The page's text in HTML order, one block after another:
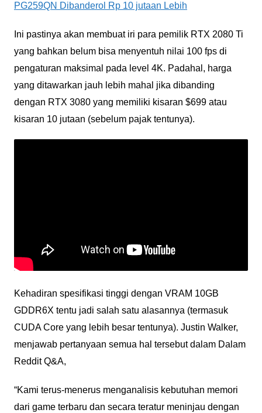
PG259QN Dibanderol Rp 10 jutaan Lebih
Ini pastinya akan membuat iri para pemilik RTX 2080 Ti
yang bahkan belum bisa menyentuh nilai 100 fps di
pengaturan maksimal pada level 4K. Padahal, harga
yang ditawarkan jauh lebih mahal jika dibanding
dengan RTX 3080 yang memiliki kisaran $699 atau
kisaran 10 jutaan (sebelum pajak tentunya).
Kehadiran spesifikasi tinggi dengan VRAM 10GB
GDDR6X tentu jadi salah satu alasannya (termasuk
CUDA Core yang lebih besar tentunya). Justin Walker,
menjawab pertanyaan semua hal tersebut dalam Dalam
Reddit Q&A,
“Kami terus-menerus menganalisis kebutuhan memori
dari game terbaru dan secara teratur meninjau dengan